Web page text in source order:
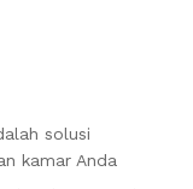
solusi
kamar Anda